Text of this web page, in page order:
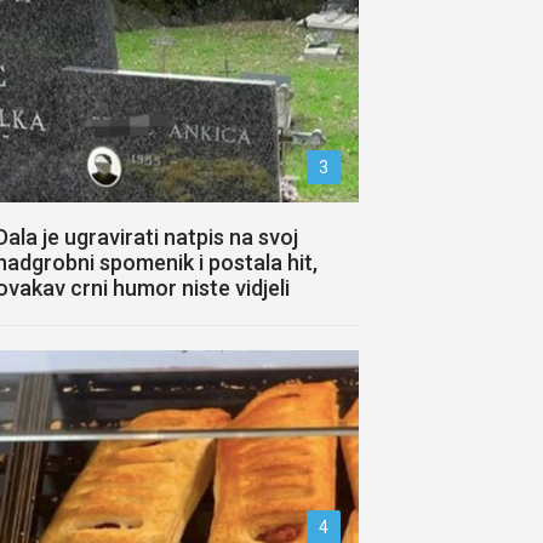
3
je ugravirati natpis na svoj
spomenik i postala hit,
crni humor niste vidjeli
4